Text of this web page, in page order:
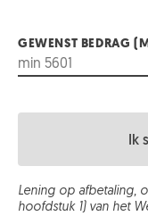
GEWENST BEDRAG
Ik
Lening op afbetaling,
hoofdstuk 1) van het